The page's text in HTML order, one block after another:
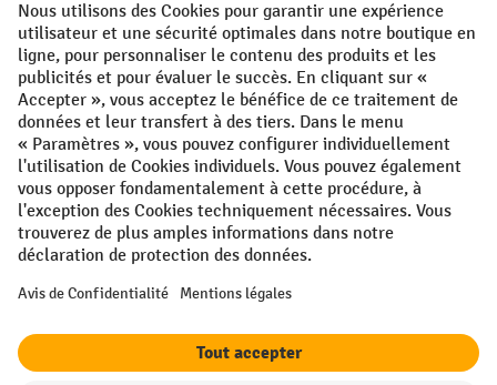
Conditions générales Mentions légales
Protection des Données Politique de cookies
All prices excl. VAT plusshipping costsand possible delivery charges,
if not stated otherwise.
¹ La remise est valable jusqu'à épuisement des stocks. La remise ne
s'applique pas aux prix spéciaux. Il n'est pas possible de le combiner
avec d'autres réductions en pourcentage ou bons de réduction. | ² Une
réduction unique est offerte lors de la première inscription à la
toute commande d'un montant net minimum de 250 €. Le pourcentage
jusqu'à 10 %. Les transpalettes électriques, les gerbeurs électriques,
les chariots élévateurs électriques et l'outillage sont exclus de cette